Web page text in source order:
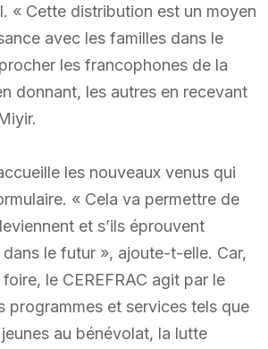
« Cette distribution est un moyen
avec les familles dans le
les francophones de la
donnant, les autres en recevant
les nouveaux venus qui
« Cela va permettre de
et s’ils éprouvent
dans le futur », ajoute-t-elle. Car,
le CEREFRAC agit par le
programmes et services tels que
au bénévolat, la lutte